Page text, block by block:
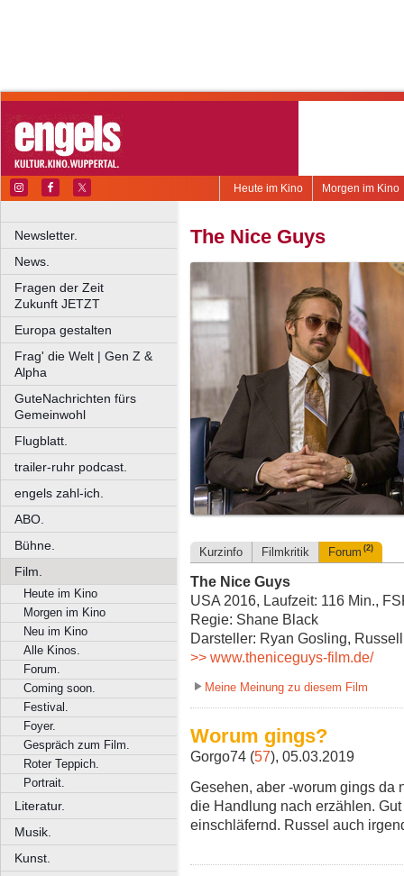
Morgen im Kino
Heute im Kino
Newsletter.
News.
Fragen der Zeit
Zukunft JETZT
Europa gestalten
Frag' die Welt | Gen Z &
Alpha
GuteNachrichten fürs
Gemeinwohl
Flugblatt.
trailer-ruhr podcast.
engels zahl-ich.
ABO.
Bühne.
Film.
Heute im Kino
Morgen im Kino
Neu im Kino
Alle Kinos.
Forum.
Coming soon.
Festival.
Foyer.
Gespräch zum Film.
Roter Teppich.
Portrait.
Literatur.
Musik.
Kunst.
The Nice Guys
Kurzinfo Filmkritik Forum (2)
The Nice Guys
USA 2016, Laufzeit: 116 Min.,
Regie: Shane Black
Darsteller: Ryan Gosling,
>> www.theniceguys-film.de/
Meine Meinung zu diesem Film
Worum gings?
Gorgo74 (57), 05.03.2019
Gesehen, aber -worum gings da
die Handlung nach erzählen.
einschläfernd. Russel auch